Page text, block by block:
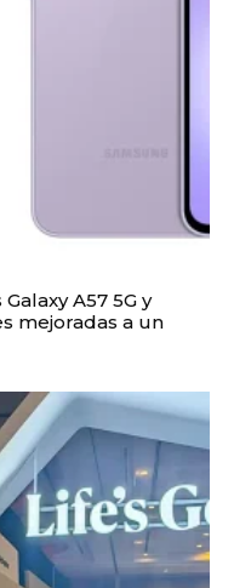
A57 5G y
mejoradas a un